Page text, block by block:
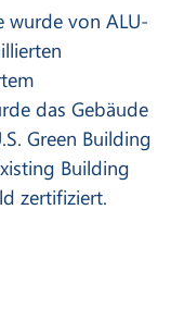
wurde von ALU-
das Gebäude
Green Building
Building
zertifiziert.